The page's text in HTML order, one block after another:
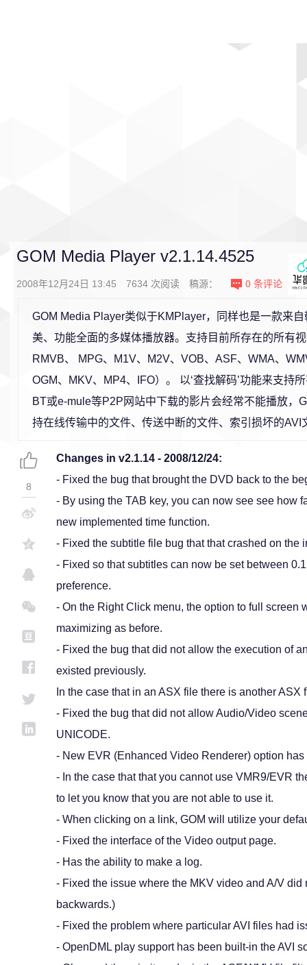
GOM Media Player v2.1.14.4525
2008年12月24日 13:45 7634 次阅读 稿源： 0 条评论
GOM Media Player类似于KMPlayer，同样也是一款来
美、功能全面的多媒体播放器。支持目前所存在的所有
RMVB、 MPG、M1V、M2V、VOB、ASF、WMA、
OGM、MKV、MP4、IFO）。 以‘查找解码’功能来支持
BT或e-mule等P2P网站中下载的影片会经常不能播放，
持在线传输中的文件、传送中断的文件、索引损坏的AVI
Changes in v2.1.14 - 2008/12/24:
- Fixed the bug that brought the DVD back to the
- By using the TAB key, you can now see see how
new implemented time function.
- Fixed the subtitle file bug that that crashed on the
- Fixed so that subtitles can now be set between
preference.
- On the Right Click menu, the option to full screen
maximizing as before.
- Fixed the bug that did not allow the execution of
existed previously.
In the case that in an ASX file there is another
- Fixed the bug that did not allow Audio/Video
UNICODE.
- New EVR (Enhanced Video Renderer) option has
- In the case that that you cannot use VMR9/EVR
to let you know that you are not able to use it.
- When clicking on a link, GOM will utilize your
- Fixed the interface of the Video output page.
- Has the ability to make a log.
- Fixed the issue where the MKV video and A/V
backwards.)
- Fixed the problem where particular AVI files had
- OpenDML play support has been built-in the AVI
8